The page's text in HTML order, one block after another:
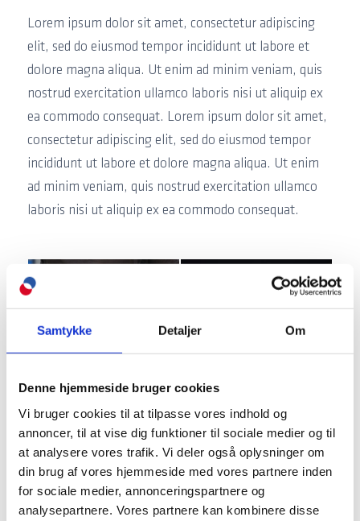
Samtykke Detaljer Om
Denne hjemmeside bruger cookies
Vi bruger cookies til at tilpasse vores indhold og
annoncer, til at vise dig funktioner til sociale medier og til
at analysere vores trafik. Vi deler også oplysninger om
din brug af vores hjemmeside med vores partnere inden
for sociale medier, annonceringspartnere og
analysepartnere. Vores partnere kan kombinere disse
Lorem ipsum dolor sit amet, consectetur adipiscing
elit, sed do eiusmod tempor incididunt ut labore et
dolore magna aliqua. Ut enim ad minim veniam, quis
nostrud exercitation ullamco laboris nisi ut aliquip ex
ea commodo consequat. Lorem ipsum dolor sit amet,
consectetur adipiscing elit, sed do eiusmod tempor
incididunt ut labore et dolore magna aliqua. Ut enim
ad minim veniam, quis nostrud exercitation ullamco
laboris nisi ut aliquip ex ea commodo consequat.
Kategori
Lorem ipsum dolor
Kunde